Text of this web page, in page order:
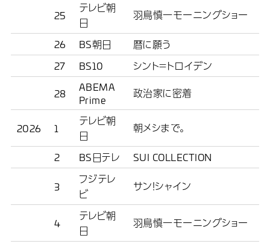
25
テレビ朝
日
羽鳥慎一モーニングショー
26 BS朝日
暦に願う
27
BS10 シント＝トロイデン
28
ABEMA
Prime
政治家に密着
2026 1
テレビ朝
日
朝メシまで。
2 BS日テレ SUI COLLECTION
3
フジテレ
ビ
サン！シャイン
4
テレビ朝
日
羽鳥慎一モーニングショー